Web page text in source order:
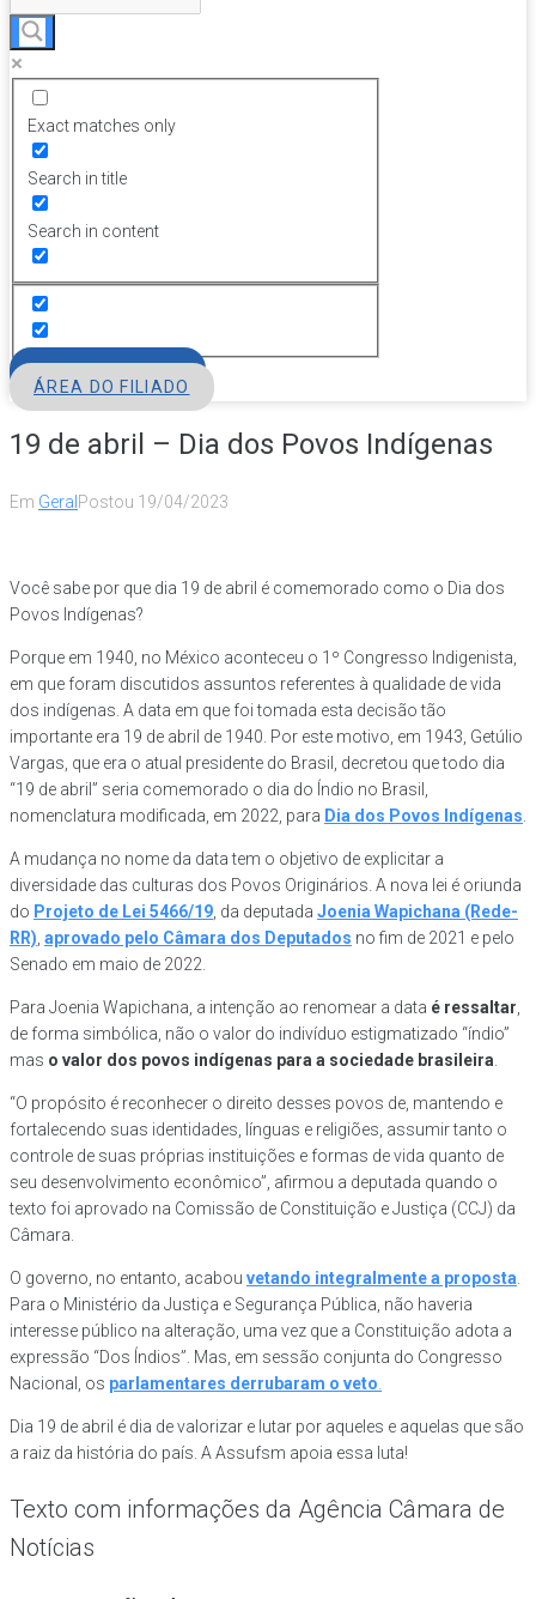
Exact matches only
Search in title
Search in content
ÁREA DO FILIADO
19 de abril – Dia dos Povos Indígenas
Em GeralPostou 19/04/2023
Você sabe por que dia 19 de abril é comemorado como o Dia dos
Povos Indígenas?
Porque em 1940, no México aconteceu o 1º Congresso Indigenista,
em que foram discutidos assuntos referentes à qualidade de vida
dos indígenas. A data em que foi tomada esta decisão tão
importante era 19 de abril de 1940. Por este motivo, em 1943, Getúlio
Vargas, que era o atual presidente do Brasil, decretou que todo dia
“19 de abril” seria comemorado o dia do Índio no Brasil,
nomenclatura modificada, em 2022, para Dia dos Povos Indígenas
A mudança no nome da data tem o objetivo de explicitar a
diversidade das culturas dos Povos Originários. A nova lei é oriunda
do Projeto de Lei 5466/19 , da deputada Joenia Wapichana (Rede-
RR) aprovado pelo Câmara dos Deputados no fim de 2021 e pelo
Senado em maio de 2022.
Para Joenia Wapichana, a intenção ao renomear a data é ressaltar
de forma simbólica, não o valor do indivíduo estigmatizado “índio”
mas o valor dos povos indígenas para a sociedade brasileira
“O propósito é reconhecer o direito desses povos de, mantendo e
fortalecendo suas identidades, línguas e religiões, assumir tanto o
controle de suas próprias instituições e formas de vida quanto de
seu desenvolvimento econômico”, afirmou a deputada quando o
texto foi aprovado na Comissão de Constituição e Justiça (CCJ) da
Câmara.
O governo, no entanto, acabou vetando integralmente a proposta
Para o Ministério da Justiça e Segurança Pública, não haveria
interesse público na alteração, uma vez que a Constituição adota a
expressão “Dos Índios”. Mas, em sessão conjunta do Congresso
Nacional, os parlamentares derrubaram o veto
Dia 19 de abril é dia de valorizar e lutar por aqueles e aquelas que são
a raiz da história do país. A Assufsm apoia essa luta!
Texto com informações da Agência Câmara de
Notícias